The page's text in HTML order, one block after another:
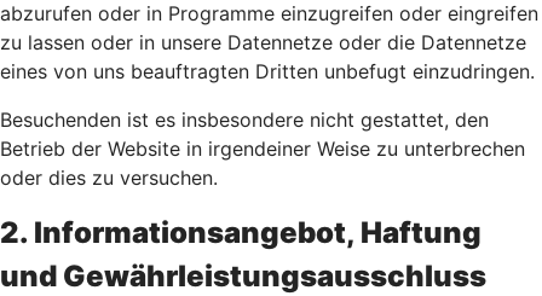
abzurufen oder in Programme einzugreifen oder eingreifen
zu lassen oder in unsere Datennetze oder die Datennetze
eines von uns beauftragten Dritten unbefugt einzudringen.
Besuchenden ist es insbesondere nicht gestattet, den
Betrieb der Website in irgendeiner Weise zu unterbrechen
oder dies zu versuchen.
2. Informationsangebot, Haftung
und Gewährleistungsausschluss